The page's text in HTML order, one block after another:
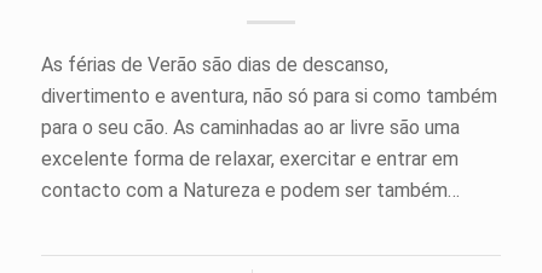
As férias de Verão são dias de descanso,
divertimento e aventura, não só para si como também
para o seu cão. As caminhadas ao ar livre são uma
excelente forma de relaxar, exercitar e entrar em
contacto com a Natureza e podem ser também…